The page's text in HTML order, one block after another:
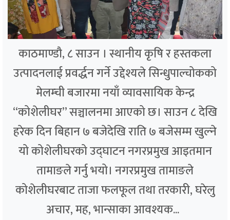
काठमाण्डौ, ८ साउन । स्थानीय कृषि र हस्तकला
उत्पादनलाई प्रवर्द्धन गर्ने उद्देश्यले सिन्धुपाल्चोकको
मेलम्ची बजारमा नयाँ व्यावसायिक केन्द्र
“कोशेलीघर” सञ्चालनमा आएको छ। साउन ८ देखि
हरेक दिन बिहान ७ बजेदेखि राति ७ बजेसम्म खुल्ने
यो कोशेलीघरको उद्घाटन नगरप्रमुख आइतमान
तामाङले गर्नु भयो। नगरप्रमुख तामाङले
कोशेलीघरबाट ताजा फलफूल तथा तरकारी, घरेलु
अचार, मह, भान्साका आवश्यक...